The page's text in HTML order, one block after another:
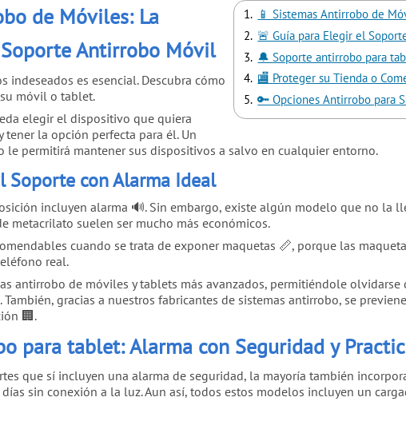
📱 Sistemas Antirrobo de
🚨 Guía para Elegir el
🔔 Soporte antirrobo para
🏬 Proteger su Tienda o
🔑 Opciones Antirrobo para
de Móviles: La
Antirrobo Móvil
indeseados es esencial. Descubra cómo
móvil o tablet.
elegir el dispositivo que quiera
la opción perfecta para él. Un
le permitirá mantener sus dispositivos a salvo en cualquier entorno.
Soporte con Alarma Ideal
incluyen alarma 🔊. Sin embargo, existe algún modelo que no la
metacrilato suelen ser mucho más económicos.
cuando se trata de exponer maquetas 📏, porque las
real.
antirrobo de móviles y tablets más avanzados, permitiéndole
gracias a nuestros fabricantes de sistemas antirrobo, se
🏢.
para tablet: Alarma con Seguridad y
que sí incluyen una alarma de seguridad, la mayoría también
sin conexión a la luz. Aun así, todos estos modelos incluyen un